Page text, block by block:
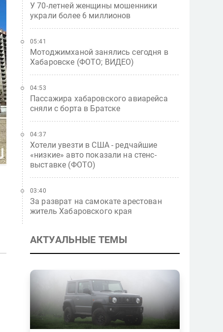
У 70-летней женщины мошенники
украли более 6 миллионов
Мотоджимханой занялись сегодня в
Хабаровске (ФОТО; ВИДЕО)
05:41
Пассажира хабаровского авиарейса
сняли с борта в Братске
04:53
Хотели увезти в США - редчайшие
«низкие» авто показали на стенс-
выставке (ФОТО)
04:37
За разврат на самокате арестован
житель Хабаровского края
03:40
АКТУАЛЬНЫЕ ТЕМЫ